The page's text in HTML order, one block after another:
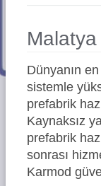
Dünyanın
sistemle
prefabrik
Kaynaksız
prefabrik
sonrası
Karmod